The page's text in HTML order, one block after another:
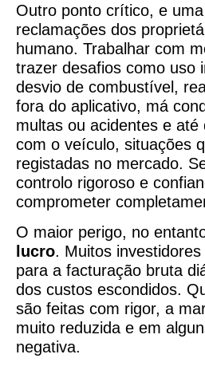
Outro ponto crítico, e
reclamações dos
humano. Trabalhar com
trazer desafios como uso
desvio de combustível,
fora do aplicativo, má
multas ou acidentes e até
com o veículo, situações
registadas no mercado.
controlo rigoroso e
comprometer
O maior perigo, no
lucro. Muitos
para a facturação bruta
dos custos escondidos.
são feitas com rigor, a
muito reduzida e em
negativa.